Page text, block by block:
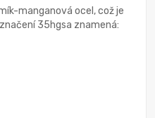
manganová ocel, což je
35hgsa znamená: